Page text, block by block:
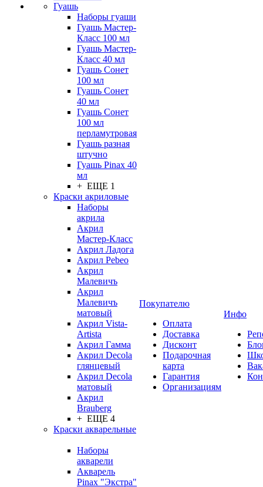
Гуашь
Наборы гуаши
Гуашь Мастер-
Класс 100 мл
Гуашь Мастер-
Класс 40 мл
Гуашь Сонет
100 мл
Гуашь Сонет
40 мл
Гуашь Сонет
100 мл
перламутровая
Гуашь разная
штучно
Гуашь Pinax 40
мл
+ ЕЩЕ 1
Краски акриловые
Наборы
акрила
Акрил
Мастер-Класс
Акрил Ладога
Акрил Pebeo
Акрил
Малевичъ
Акрил
Малевичъ
матовый
Акрил Vista-
Artista
Акрил Гамма
Акрил Decola
глянцевый
Акрил Decola
матовый
Акрил
Brauberg
+ ЕЩЕ 4
Краски акварельные
Наборы
акварели
Акварель
Pinax "Экстра"
Покупателю
Оплата
Доставка
Дисконт
Подарочная
карта
Гарантия
Организациям
Инфо